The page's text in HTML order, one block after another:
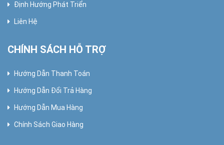
Định Hướng Phát Triển
Liên Hệ
CHÍNH SÁCH HỖ TRỢ
Hướng Dẫn Thanh Toán
Hướng Dẫn Đổi Trả Hàng
Hướng Dẫn Mua Hàng
Chính Sách Giao Hàng